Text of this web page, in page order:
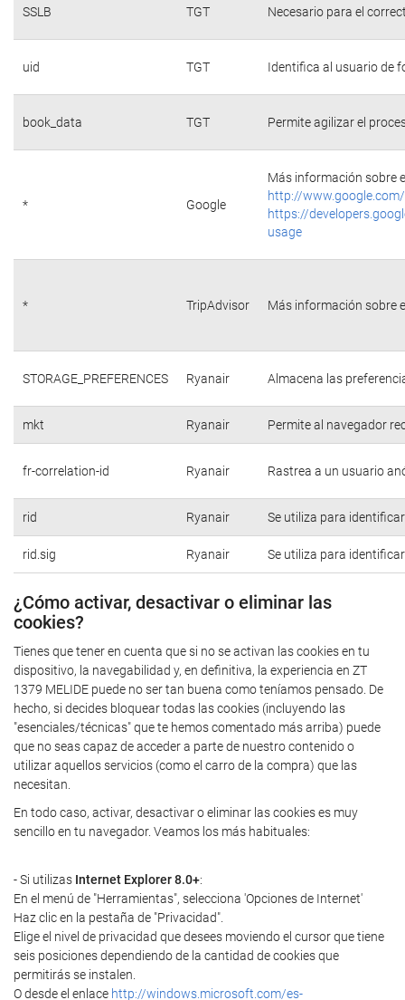
SSLB TGT Necesario para el
uid TGT Identifica al usuario de
book_data TGT Permite agilizar el
* Google
Más información sobre
http://
https://
usage
* TripAdvisor Más información sobre
STORAGE_PREFERENCES Ryanair Almacena las
mkt Ryanair Permite al navegador
fr-correlation-id Ryanair Rastrea a un usuario
rid Ryanair Se utiliza para
rid.sig Ryanair Se utiliza para
¿Cómo activar, desactivar o eliminar las
cookies?
Tienes que tener en cuenta que si no se activan las cookies en tu
dispositivo, la navegabilidad y, en definitiva, la experiencia en ZT
1379 MELIDE puede no ser tan buena como teníamos pensado. De
hecho, si decides bloquear todas las cookies (incluyendo las
"esenciales/técnicas" que te hemos comentado más arriba) puede
que no seas capaz de acceder a parte de nuestro contenido o
utilizar aquellos servicios (como el carro de la compra) que las
necesitan.
En todo caso, activar, desactivar o eliminar las cookies es muy
sencillo en tu navegador. Veamos los más habituales:
- Si utilizas Internet Explorer 8.0+:
En el menú de "Herramientas", selecciona 'Opciones de Internet'
Haz clic en la pestaña de "Privacidad".
Elige el nivel de privacidad que desees moviendo el cursor que tiene
seis posiciones dependiendo de la cantidad de cookies que
permitirás se instalen.
O desde el enlace http://windows.microsoft.com/es-